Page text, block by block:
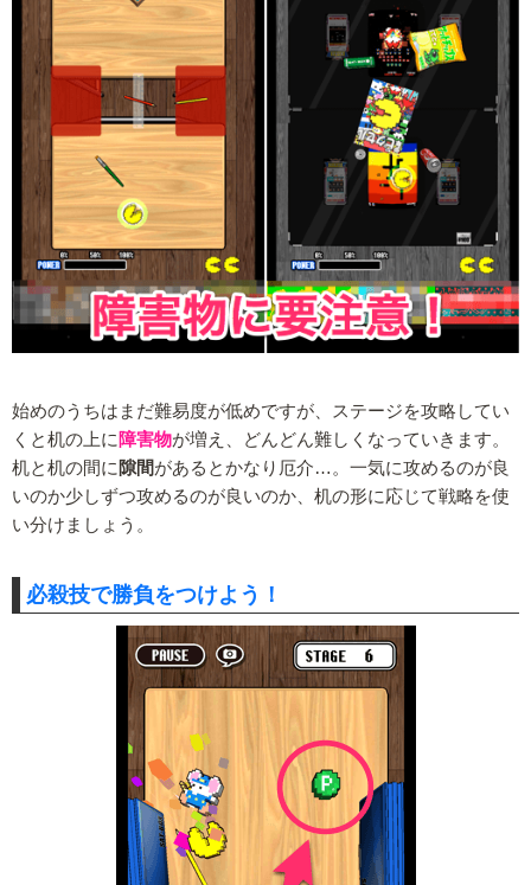
始めのうちはまだ難易度が低めですが、ステージを攻略してい
くと机の上に 障害物が増え、どんどん難しくなっていきます。
机と机の間に 隙間があるとかなり厄介…。一気に攻めるのが良
いのか少しずつ攻めるのが良いのか、机の形に応じて戦略を使
い分けましょう。
必殺技で勝負をつけよう！